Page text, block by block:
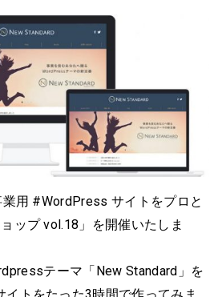
用 #WordPress サイトをプロと
ップ vol.18」を開催いたしま
テーマ「New Standard」を